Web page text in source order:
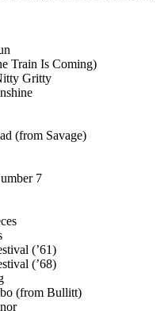
Train Is Coming)
Gritty
(from Savage)
7
(’61)
(’68)
(from Bullitt)